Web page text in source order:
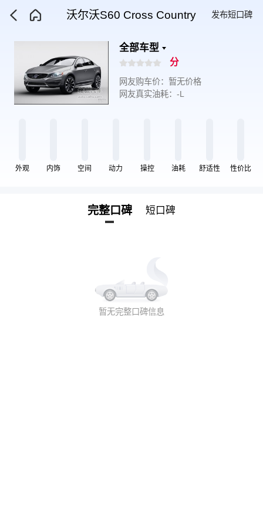
沃尔沃S60 Cross Country 发布短口碑
全部车型
分
网友购车价：暂无价格
网友真实油耗：-L
外观 内饰 空间 动力 操控 油耗 舒适性 性价比
完整口碑 短口碑
暂无完整口碑信息